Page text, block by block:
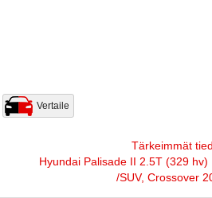
Vertaile
Tärkeimmät
Hyundai Palisade II 2.5T (329
/SUV, Crossover